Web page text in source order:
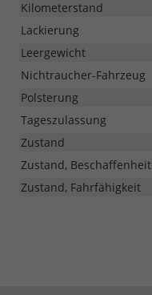
Kilometerstand
Lackierung
Leergewicht
Nichtraucher-Fahrzeug
Polsterung
Tageszulassung
Zustand
Zustand, Beschaffenheit
Zustand, Fahrfähigkeit